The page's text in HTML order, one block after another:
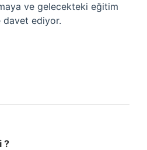
ve gelecekteki eğitim
davet ediyor.
?